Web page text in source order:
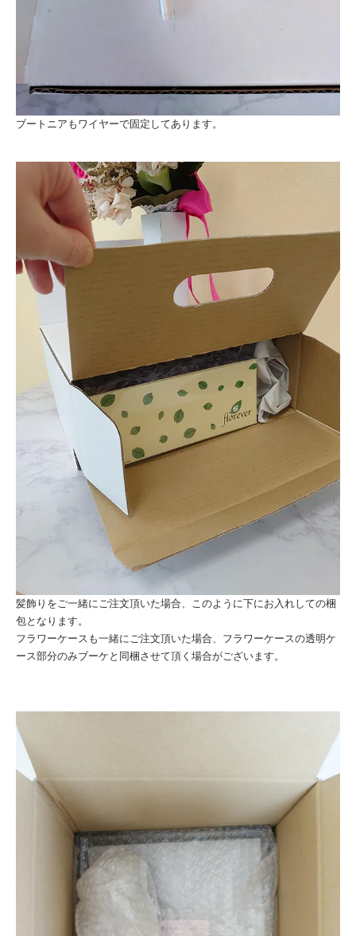
ブートニアもワイヤーで固定してあります。
髪飾りをご一緒にご注文頂いた場合、このように下にお入れしての梱
包となります。
フラワーケースも一緒にご注文頂いた場合、フラワーケースの透明ケ
ース部分のみブーケと同梱させて頂く場合がございます。